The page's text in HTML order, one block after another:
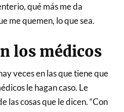
qué más me da
me quemen, lo que sea.
los médicos
veces en las que tiene que
le hagan caso. Le
las cosas que le dicen. “Con